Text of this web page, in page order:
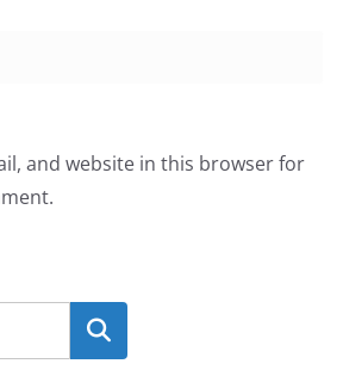
and website in this browser for
Search